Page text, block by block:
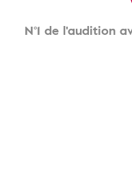
N°1 de l'audition